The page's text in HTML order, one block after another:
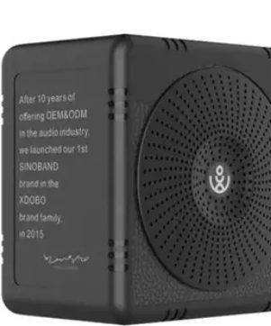
TutorialesComparativas